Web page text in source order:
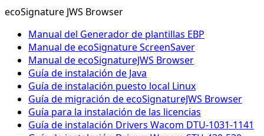
ecoSignature JWS Browser
Manual del Generador de plantillas EBP
Manual de ecoSignature ScreenSaver
Manual de ecoSignatureJWS Browser
Guía de instalación de Java
Guía de instalación puesto local Linux
Guía de migración de ecoSignatureJWS Browser
Guía para la instalación de las licencias
Guía de instalación Drivers Wacom DTU-1031-1141